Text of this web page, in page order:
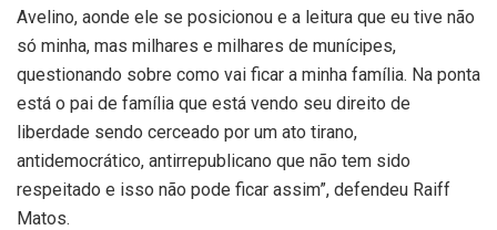
Avelino, aonde ele se posicionou e a leitura que eu tive não
só minha, mas milhares e milhares de munícipes,
questionando sobre como vai ficar a minha família. Na ponta
está o pai de família que está vendo seu direito de
liberdade sendo cerceado por um ato tirano,
antidemocrático, antirrepublicano que não tem sido
respeitado e isso não pode ficar assim”, defendeu Raiff
Matos.